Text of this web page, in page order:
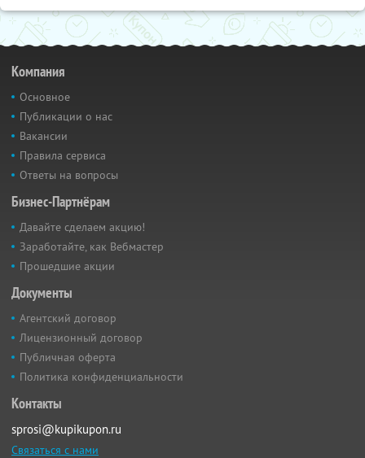
Компания
Основное
Публикации о нас
Вакансии
Правила сервиса
Ответы на вопросы
Бизнес-Партнёрам
Давайте сделаем акцию!
Заработайте, как Вебмастер
Прошедшие акции
Документы
Агентский договор
Лицензионный договор
Публичная оферта
Политика конфиденциальности
Контакты
sprosi@kupikupon.ru
Связаться с нами